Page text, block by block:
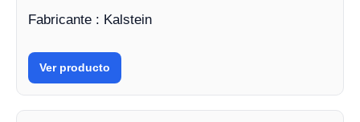
Fabricante : Kalstein
Ver producto